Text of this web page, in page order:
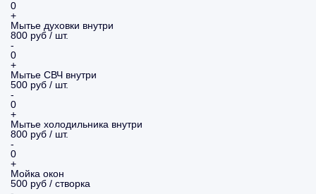
0
+
Мытье духовки внутри
800 руб / шт.
-
0
+
Мытье СВЧ внутри
500 руб / шт.
-
0
+
Мытье холодильника внутри
800 руб / шт.
-
0
+
Мойка окон
500 руб / створка